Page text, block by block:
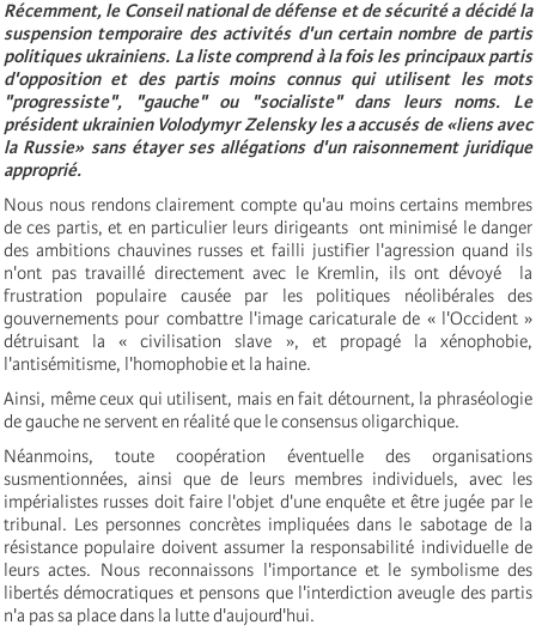
Récemment, le Conseil national de défense et de sécurité a décidé la
suspension temporaire des activités d'un certain nombre de partis
politiques ukrainiens. La liste comprend à la fois les principaux partis
d'opposition et des partis moins connus qui utilisent les mots
"progressiste", "gauche" ou "socialiste" dans leurs noms. Le
président ukrainien Volodymyr Zelensky les a accusés de «liens avec
la Russie» sans étayer ses allégations d'un raisonnement juridique
approprié.
Nous nous rendons clairement compte qu'au moins certains membres
de ces partis, et en particulier leurs dirigeants ont minimisé le danger
des ambitions chauvines russes et failli justifier l'agression quand ils
n'ont pas travaillé directement avec le Kremlin, ils ont dévoyé la
frustration populaire causée par les politiques néolibérales des
gouvernements pour combattre l'image caricaturale de « l'Occident »
détruisant la « civilisation slave », et propagé la xénophobie,
l'antisémitisme, l'homophobie et la haine.
Ainsi, même ceux qui utilisent, mais en fait détournent, la phraséologie
de gauche ne servent en réalité que le consensus oligarchique.
Néanmoins, toute coopération éventuelle des organisations
susmentionnées, ainsi que de leurs membres individuels, avec les
impérialistes russes doit faire l'objet d'une enquête et être jugée par le
tribunal. Les personnes concrètes impliquées dans le sabotage de la
résistance populaire doivent assumer la responsabilité individuelle de
leurs actes. Nous reconnaissons l'importance et le symbolisme des
libertés démocratiques et pensons que l'interdiction aveugle des partis
n'a pas sa place dans la lutte d'aujourd'hui.